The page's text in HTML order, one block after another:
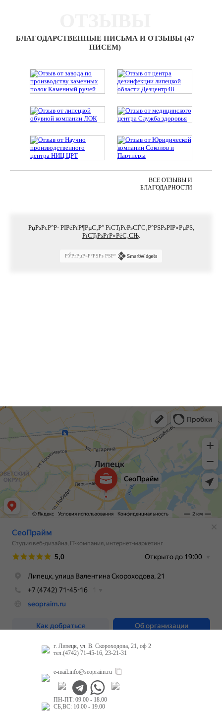
БЛАГОДАРСТВЕННЫЕ ПИСЬМА И ОТЗЫВЫ (47
ПИСЕМ)
ВСЕ ОТЗЫВЫ И
БЛАГОДАРНОСТИ
РџРѕРєР°Р· РІРёРґР¶РµС‚Р° РїСЂРёРѕСЃС‚Р°РЅРѕРІР»РµРЅ,
РїСЂРѕРґР»РёС‚СЊ.
РЎРґРµР»Р°РЅРѕ РЅР°
г. Липецк, ул. В. Скороходова, 21, оф 2
тел.(4742) 71-45-16, 23-21-31
e-mail:info@seopraim.ru
ПН-ПТ: 09.00 - 18.00
СБ,ВС: 10.00 - 19.00